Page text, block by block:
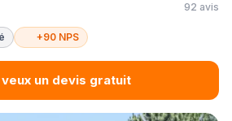
92 avis
+90 NPS
un devis gratuit